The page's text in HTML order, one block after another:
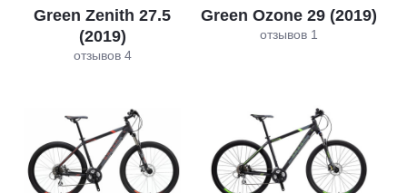
Green Zenith 27.5
(2019)
отзывов 4
Green Ozone 29 (2019)
отзывов 1